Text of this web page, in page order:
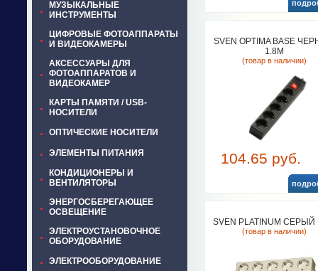
МУЗЫКАЛЬНЫЕ
ИНСТРУМЕНТЫ
ЦИФРОВЫЕ ФОТОАППАРАТЫ
И ВИДЕОКАМЕРЫ
АКСЕССУАРЫ ДЛЯ
ФОТОАППАРАТОВ И
ВИДЕОКАМЕР
КАРТЫ ПАМЯТИ / USB-
НОСИТЕЛИ
ОПТИЧЕСКИЕ НОСИТЕЛИ
ЭЛЕМЕНТЫ ПИТАНИЯ
КОНДИЦИОНЕРЫ И
ВЕНТИЛЯТОРЫ
ЭНЕРГОСБЕРЕГАЮЩЕЕ
ОСВЕЩЕНИЕ
ЭЛЕКТРОУСТАНОВОЧНОЕ
ОБОРУДОВАНИЕ
ЭЛЕКТРООБОРУДОВАНИЕ
SVEN OPTIMA BASE
1.8М
(товар в наличии)
104.65 руб.
SVEN PLATINUM СЕРЫЙ
(товар в наличии)